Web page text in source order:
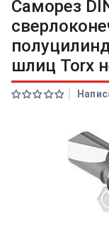
Саморез
шлиц Torx